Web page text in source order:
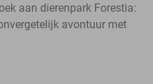
aan dierenpark Forestia:
avontuur met